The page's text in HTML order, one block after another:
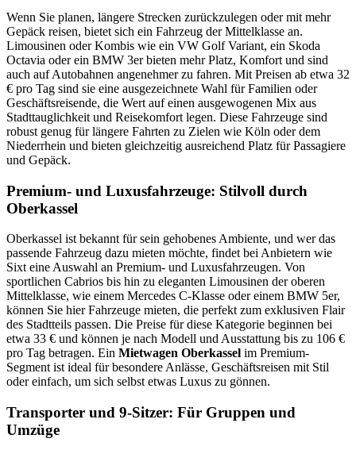
Wenn Sie planen, längere Strecken zurückzulegen oder mit mehr
Gepäck reisen, bietet sich ein Fahrzeug der Mittelklasse an.
Limousinen oder Kombis wie ein VW Golf Variant, ein Skoda
Octavia oder ein BMW 3er bieten mehr Platz, Komfort und sind
auch auf Autobahnen angenehmer zu fahren. Mit Preisen ab etwa 32
€ pro Tag sind sie eine ausgezeichnete Wahl für Familien oder
Geschäftsreisende, die Wert auf einen ausgewogenen Mix aus
Stadttauglichkeit und Reisekomfort legen. Diese Fahrzeuge sind
robust genug für längere Fahrten zu Zielen wie Köln oder dem
Niederrhein und bieten gleichzeitig ausreichend Platz für Passagiere
und Gepäck.
Premium- und Luxusfahrzeuge: Stilvoll durch
Oberkassel
Oberkassel ist bekannt für sein gehobenes Ambiente, und wer das
passende Fahrzeug dazu mieten möchte, findet bei Anbietern wie
Sixt eine Auswahl an Premium- und Luxusfahrzeugen. Von
sportlichen Cabrios bis hin zu eleganten Limousinen der oberen
Mittelklasse, wie einem Mercedes C-Klasse oder einem BMW 5er,
können Sie hier Fahrzeuge mieten, die perfekt zum exklusiven Flair
des Stadtteils passen. Die Preise für diese Kategorie beginnen bei
etwa 33 € und können je nach Modell und Ausstattung bis zu 106 €
pro Tag betragen. Ein Mietwagen Oberkassel im Premium-
Segment ist ideal für besondere Anlässe, Geschäftsreisen mit Stil
oder einfach, um sich selbst etwas Luxus zu gönnen.
Transporter und 9-Sitzer: Für Gruppen und
Umzüge